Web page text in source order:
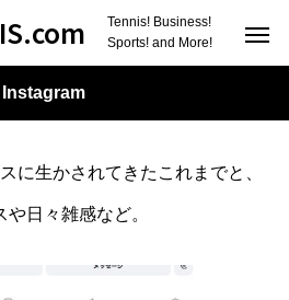
Tennis! Business!
Sports! and More!
Instagram
に生かされてきたこれまでと、
や日々雑感など。